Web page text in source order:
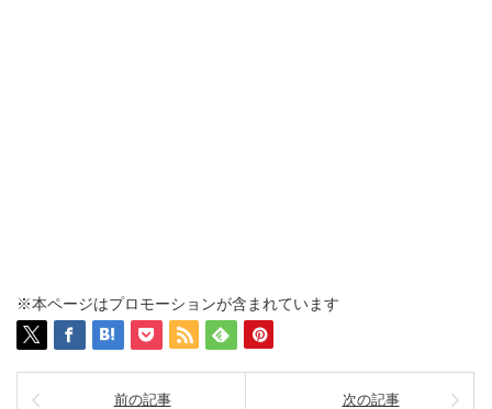
※本ページはプロモーションが含まれています
前の記事 次の記事